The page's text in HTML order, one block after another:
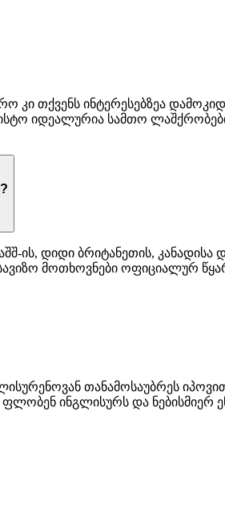
თქვენს ინტერესებზეა
იდეალურია სამთო
ის, დიდი ბრიტანეთის,
მოთხოვნები ოფიციალურ
თანამოსაუბრეს
ინგლისურს და ნებისმიერ